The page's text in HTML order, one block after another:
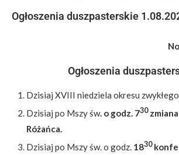
Ogłoszenia duszpasterskie
Ogłoszenia
Dzisiaj XVIII niedziela okresu
Dzisiaj po Mszy św. o godz. 730
Różańca.
Dzisiaj po Mszy św. o godz. 1830